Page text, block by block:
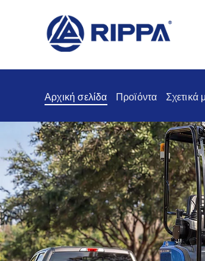
Αρχική σελίδα Προϊόντα Σχετικά